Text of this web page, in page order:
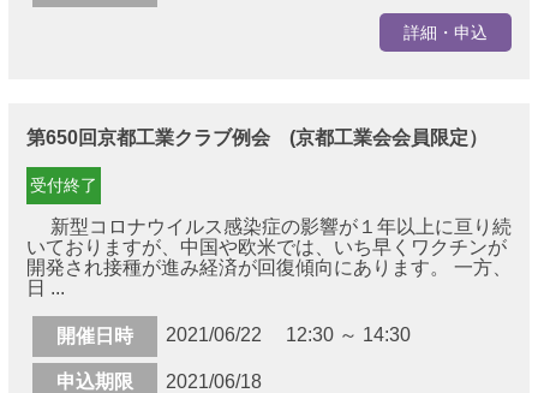
詳細・申込
第650回京都工業クラブ例会 (京都工業会会員限定）
受付終了
新型コロナウイルス感染症の影響が１年以上に亘り続
いておりますが、中国や欧米では、いち早くワクチンが
開発され接種が進み経済が回復傾向にあります。 一方、
日 ...
開催日時 2021/06/22 12:30 ～ 14:30
申込期限 2021/06/18